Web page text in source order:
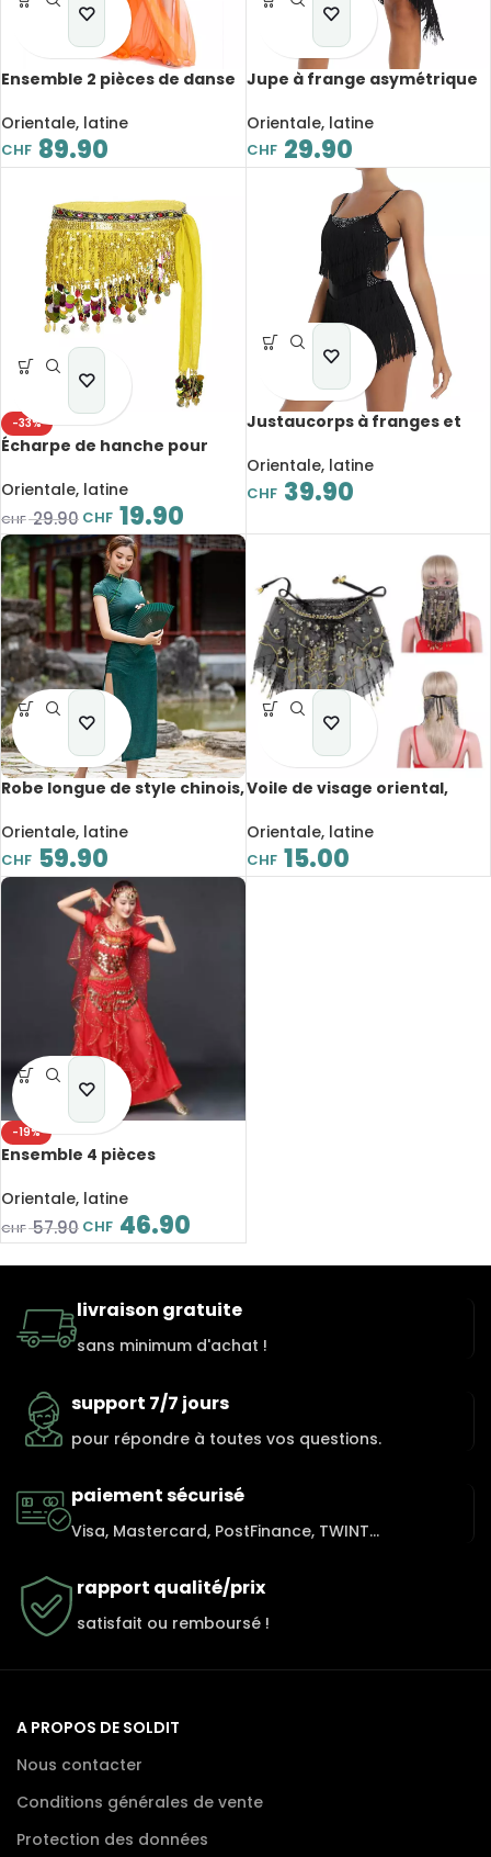
Ensemble 2 pièces de danse
performance sur scène
Orientale, latine
CHF 89.90
Jupe à frange asymétrique
vêtement de danse
Orientale, latine
CHF 29.90
-33%
Écharpe de hanche pour
paillettes brillantes et
chaîne à la taille
Orientale, latine
CHF29.90 CHF 19.90
Justaucorps à franges et
vêtements de danse latine,
dos nu, Body
Orientale, latine
CHF 39.90
Robe longue de style chinois,
bouton de nœud, fente
latérale
Orientale, latine
CHF 59.90
Voile de visage oriental,
perles
Orientale, latine
CHF 15.00
-19%
Ensemble 4 pièces
Orientale, latine
CHF57.90 CHF 46.90
livraison gratuite
sans minimum d'achat !
support 7/7 jours
pour répondre à toutes vos questions.
paiement sécurisé
Visa, Mastercard, PostFinance, TWINT...
rapport qualité/prix
satisfait ou remboursé !
A PROPOS DE SOLDIT
Nous contacter
Conditions générales de vente
Protection des données